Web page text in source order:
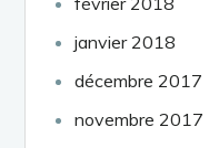
janvier 2018
décembre 2017
novembre 2017